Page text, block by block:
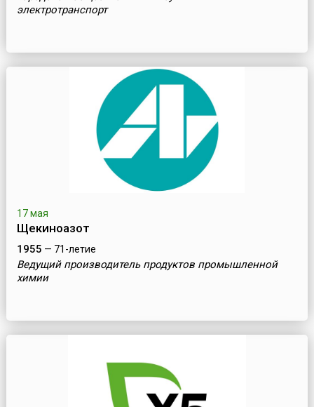
электротранспорт
17 мая
Щекиноазот
1955 — 71-летие
Ведущий производитель продуктов промышленной
химии